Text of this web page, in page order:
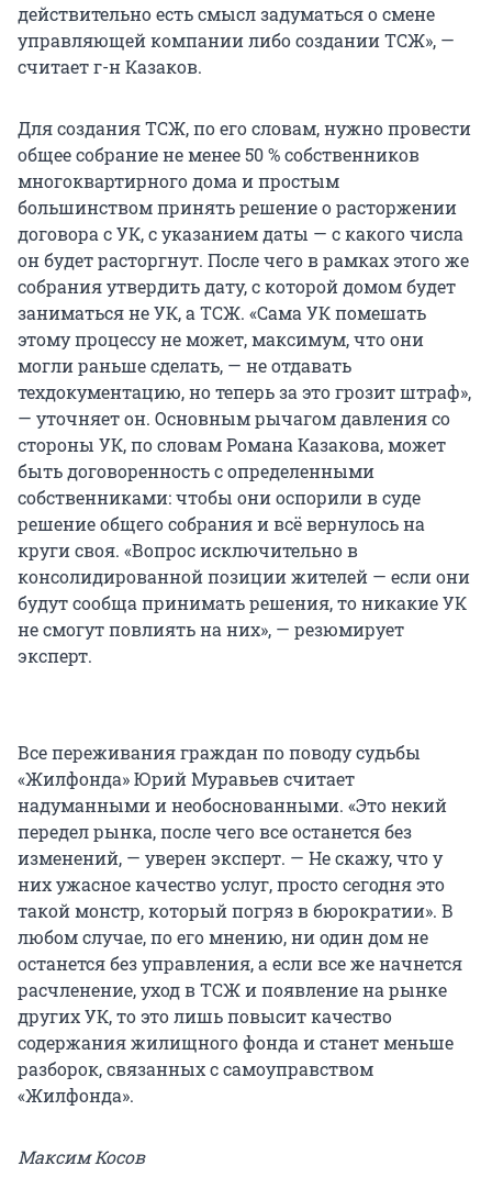
действительно есть смысл задуматься о смене
управляющей компании либо создании ТСЖ», —
считает г-н Казаков.
Для создания ТСЖ, по его словам, нужно провести
общее собрание не менее 50 % собственников
многоквартирного дома и простым
большинством принять решение о расторжении
договора с УК, с указанием даты — с какого числа
он будет расторгнут. После чего в рамках этого же
собрания утвердить дату, с которой домом будет
заниматься не УК, а ТСЖ. «Сама УК помешать
этому процессу не может, максимум, что они
могли раньше сделать, — не отдавать
техдокументацию, но теперь за это грозит штраф»,
— уточняет он. Основным рычагом давления со
стороны УК, по словам Романа Казакова, может
быть договоренность с определенными
собственниками: чтобы они оспорили в суде
решение общего собрания и всё вернулось на
круги своя. «Вопрос исключительно в
консолидированной позиции жителей — если они
будут сообща принимать решения, то никакие УК
не смогут повлиять на них», — резюмирует
эксперт.
Все переживания граждан по поводу судьбы
«Жилфонда» Юрий Муравьев считает
надуманными и необоснованными. «Это некий
передел рынка, после чего все останется без
изменений, — уверен эксперт. — Не скажу, что у
них ужасное качество услуг, просто сегодня это
такой монстр, который погряз в бюрократии». В
любом случае, по его мнению, ни один дом не
останется без управления, а если все же начнется
расчленение, уход в ТСЖ и появление на рынке
других УК, то это лишь повысит качество
содержания жилищного фонда и станет меньше
разборок, связанных с самоуправством
«Жилфонда».
Максим Косов